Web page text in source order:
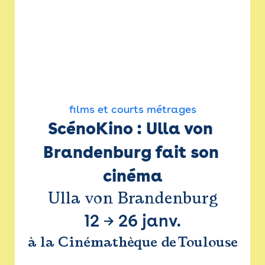
films et courts métrages
ScénoKino : Ulla von
Brandenburg fait son
cinéma
Ulla von Brandenburg
12 → 26 janv.
à la Cinémathèque de Toulouse